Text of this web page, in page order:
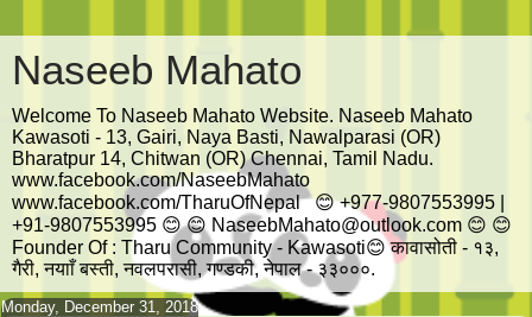
Naseeb Mahato
Welcome To Naseeb Mahato Website. Naseeb Mahato
Kawasoti - 13, Gairi, Naya Basti, Nawalparasi (OR)
Bharatpur 14, Chitwan (OR) Chennai, Tamil Nadu.
www.facebook.com/NaseebMahato
www.facebook.com/TharuOfNepal 😊 +977-9807553995 |
+91-9807553995 😊 😊 NaseebMahato@outlook.com 😊 😊
Founder Of : Tharu Community - Kawasoti😊 कावासोती - १३,
गैरी, नयााँ बस्ती, नवलपरासी, गण्डकी, नेपाल - ३३०००.
Monday, December 31, 2018